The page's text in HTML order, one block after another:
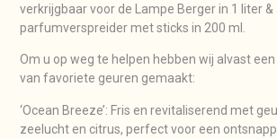
verkrijgbaar voor de Lampe Berger in 1 liter &
parfumverspreider met sticks in 200 ml.
Om u op weg te helpen hebben wij alvast
van favoriete geuren gemaakt:
‘Ocean Breeze’: Fris en revitaliserend met
zeelucht en citrus, perfect voor een